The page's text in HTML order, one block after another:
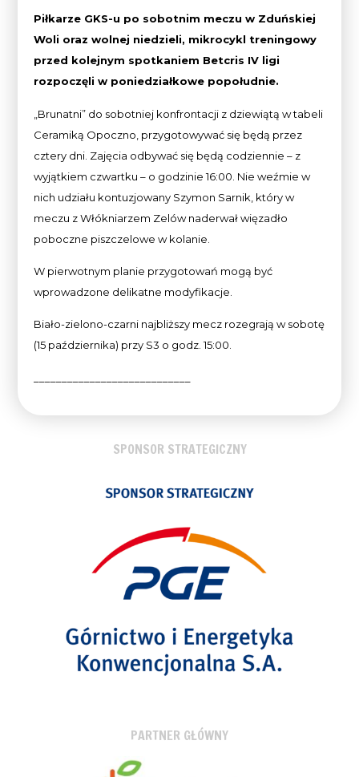
Piłkarze GKS-u po sobotnim meczu w Zduńskiej
Woli oraz wolnej niedzieli, mikrocykl treningowy
przed kolejnym spotkaniem Betcris IV ligi
rozpoczęli w poniedziałkowe popołudnie.
„Brunatni” do sobotniej konfrontacji z dziewiątą w tabeli
Ceramiką Opoczno, przygotowywać się będą przez
cztery dni. Zajęcia odbywać się będą codziennie – z
wyjątkiem czwartku – o godzinie 16:00. Nie weźmie w
nich udziału kontuzjowany Szymon Sarnik, który w
meczu z Włókniarzem Zelów naderwał więzadło
poboczne piszczelowe w kolanie.
W pierwotnym planie przygotowań mogą być
wprowadzone delikatne modyfikacje.
Biało-zielono-czarni najbliższy mecz rozegrają w sobotę
(15 października) przy S3 o godz. 15:00.
SPONSOR STRATEGICZNY
PARTNER GŁÓWNY